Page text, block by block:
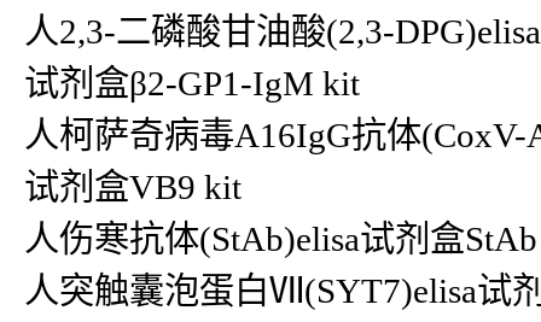
人2,3-二磷酸甘油酸(2,3-
试剂盒β2-GP1-IgM kit
人柯萨奇病毒A16IgG抗体
试剂盒VB9 kit
人伤寒抗体(StAb)elisa试剂盒
人突触囊泡蛋白Ⅶ(SYT7)elisa试